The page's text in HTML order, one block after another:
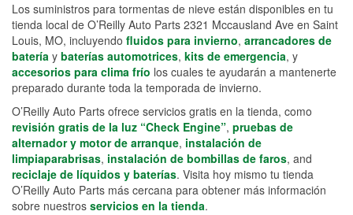
Los suministros para tormentas de nieve están disponibles en tu
tienda local de O’Reilly Auto Parts 2321 Mccausland Ave en Saint
Louis, MO, incluyendo fluidos para invierno, arrancadores de
batería y baterías automotrices, kits de emergencia, y
accesorios para clima frío los cuales te ayudarán a mantenerte
preparado durante toda la temporada de invierno.
O’Reilly Auto Parts ofrece servicios gratis en la tienda, como
revisión gratis de la luz “Check Engine”, pruebas de
alternador y motor de arranque, instalación de
limpiaparabrisas, instalación de bombillas de faros, and
reciclaje de líquidos y baterías. Visita hoy mismo tu tienda
O’Reilly Auto Parts más cercana para obtener más información
sobre nuestros servicios en la tienda.